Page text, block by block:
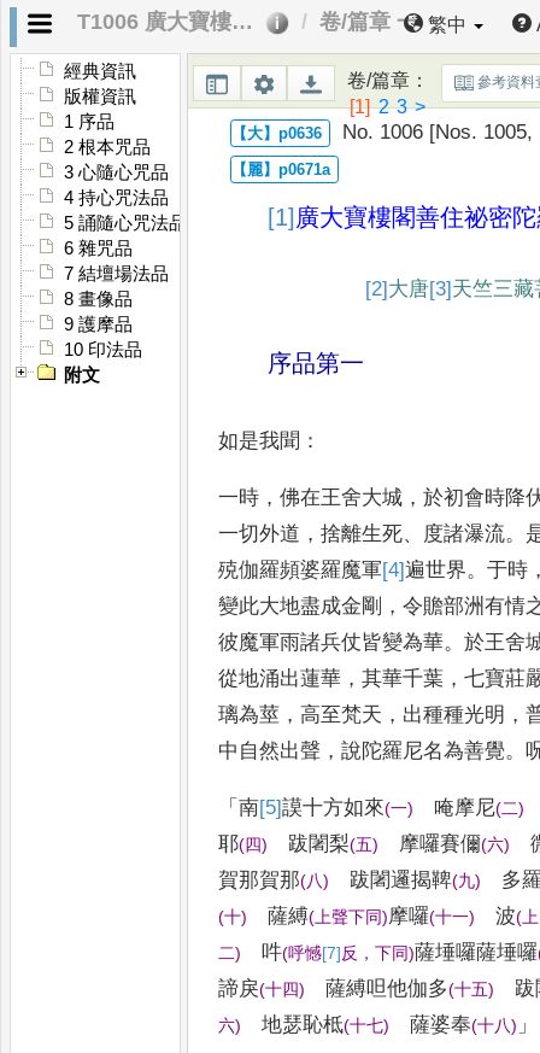
T1006 廣大寶樓閣善住祕密陀羅尼經 卷/篇章 一 繁中
經典資訊
版權資訊
1 序品
2 根本咒品
3 心隨心咒品
4 持心咒法品
5 誦隨心咒法品
6 雜咒品
7 結壇場法品
8 畫像品
9 護摩品
10 印法品
附文
卷/篇章：
[1] 2 3 >
參考資料
No. 1006 [Nos. 1005,
[1] 廣大寶樓閣善住祕密
[2] 大唐[3] 天竺三藏
序品第一
如是我聞 ：
一時 ，佛在王舍大城 ，於初會時降
一切外道 ，捨離生死、 度諸瀑流。
殑伽羅頻婆羅魔軍[4]遍世界。于時
變此大地盡成金剛 ，令贍部洲有情
彼魔軍雨諸兵仗皆變為華。於王舍
從地涌出蓮華 ，其華千葉 ，七寶莊
璃為莖 ，高至梵天 ， 出種種光明 ，
中自然出聲 ，說陀羅尼名為善覺。
「南[5]謨十方如來(一) 唵摩尼(二)
耶(四) 跋闍梨(五) 摩囉賽儞(六)
賀那賀那(八) 跋闍邏揭鞞(九) 多
(十) 薩縛( 上聲下同)摩囉(十一) 波( 上
二) 吽(呼憾[7]反 ，下同)薩埵囉薩埵囉
諦戾(十四) 薩縛呾他伽多(十五) 跋
六) 地瑟恥柢(十七) 薩婆奉(十八) 」